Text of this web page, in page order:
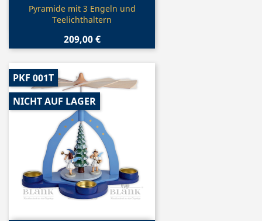
 Vorschau
Pyramide mit 3 Engeln und
Teelichthaltern
209,00 €
PKF 001T
NICHT AUF LAGER